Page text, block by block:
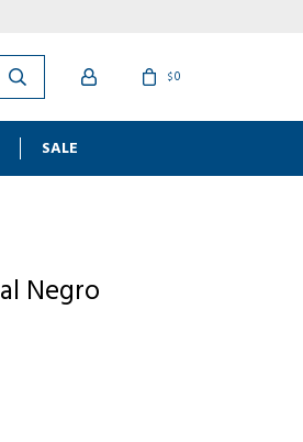
SALE
$0
Negro